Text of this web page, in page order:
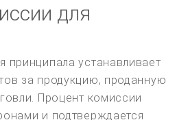
для
принципала устанавливает
за продукцию, проданную
Процент комиссии
и подтверждается